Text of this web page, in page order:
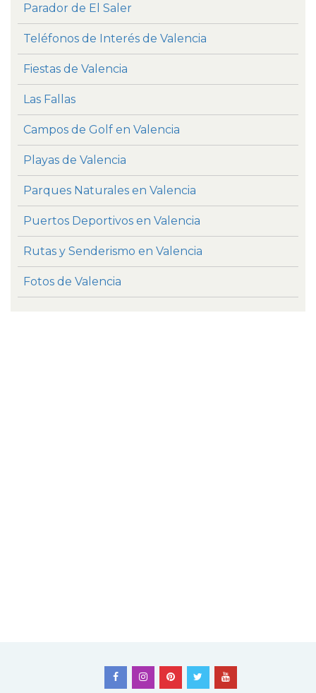
Parador de El Saler
Teléfonos de Interés de Valencia
Fiestas de Valencia
Las Fallas
Campos de Golf en Valencia
Playas de Valencia
Parques Naturales en Valencia
Puertos Deportivos en Valencia
Rutas y Senderismo en Valencia
Fotos de Valencia